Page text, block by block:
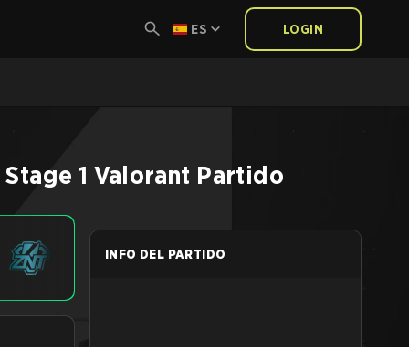
ES LOGIN
1 Valorant Partido
INFO DEL PARTIDO